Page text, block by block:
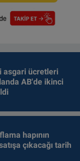
asgari ücretleri
AB'de ikinci
hapının
çıkacağı tarih